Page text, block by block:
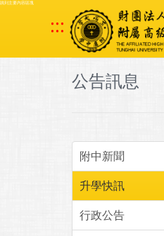
跳到主要內容區塊
:::
公告訊息
附中新聞
升學快訊
行政公告